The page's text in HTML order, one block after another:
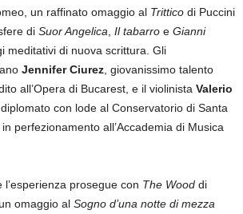
un raffinato omaggio al Trittico di Puccini
di Suor Angelica Il tabarro e Gianni
meditativi di nuova scrittura. Gli
Jennifer Ciurez , giovanissimo talento
all’Opera di Bucarest, e il violinista Valerio
diplomato con lode al Conservatorio di Santa
perfezionamento all’Accademia di Musica
prosegue con The Wood di
omaggio al Sogno d’una notte di mezza